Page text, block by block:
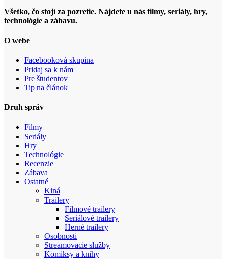
Všetko, čo stojí za pozretie. Nájdete u nás filmy, seriály, hry,
technológie a zábavu.
O webe
Facebooková skupina
Pridaj sa k nám
Pre študentov
Tip na článok
Druh správ
Filmy
Seriály
Hry
Technológie
Recenzie
Zábava
Ostatné
Kiná
Trailery
Filmové trailery
Seriálové trailery
Herné trailery
Osobnosti
Streamovacie služby
Komiksy a knihy